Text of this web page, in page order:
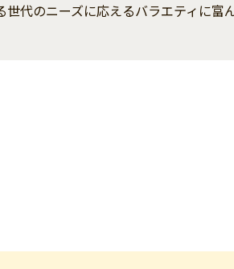
代のニーズに応えるバラエティに